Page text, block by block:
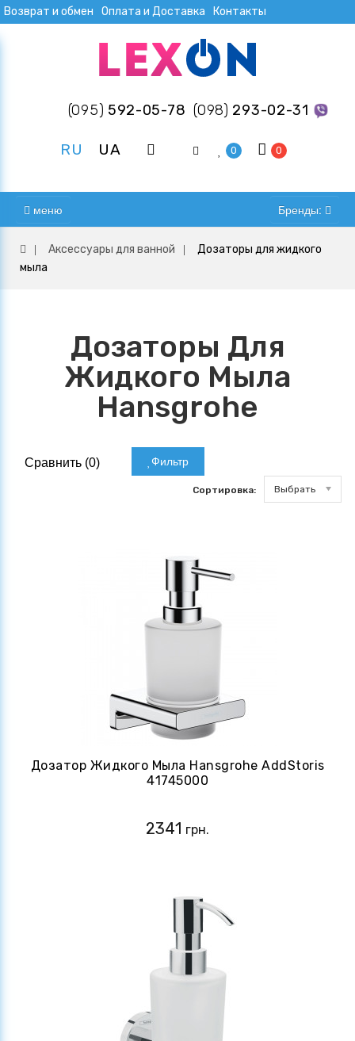
Возврат и обмен Оплата и Доставка Контакты
(095) 592-05-78 (098) 293-02-31
RU UA 0 0
меню Бренды:
Аксессуары для ванной
Дозаторы для жидкого
мыла
Дозаторы Для
Жидкого Мыла
Hansgrohe
Сравнить (0) Фильтр
Сортировка: Выбрать
Дозатор Жидкого Мыла Hansgrohe AddStoris
41745000
2341 грн.